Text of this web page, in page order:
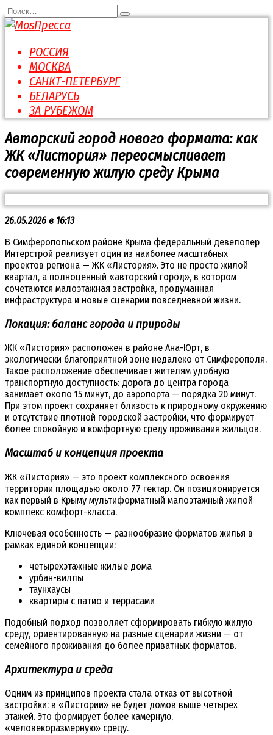
Перейти
к
содержанию
Search
for:
РОССИЯ
МОСКВА
САНКТ-ПЕТЕРБУРГ
БЕЛАРУСЬ
ЗА РУБЕЖОМ
Авторский город нового формата: как
ЖК «Листория» переосмысливает
современную жилую среду Крыма
26.05.2026 в 16:13
В Симферопольском районе Крыма федеральный девелопер
Интерстрой реализует один из наиболее масштабных
проектов региона — ЖК «Листория». Это не просто жилой
квартал, а полноценный «авторский город», в котором
сочетаются малоэтажная застройка, продуманная
инфраструктура и новые сценарии повседневной жизни.
Локация: баланс города и природы
ЖК «Листория» расположен в районе Ана-Юрт, в
экологически благоприятной зоне недалеко от Симферополя.
Такое расположение обеспечивает жителям удобную
транспортную доступность: дорога до центра города
занимает около 15 минут, до аэропорта — порядка 20 минут.
При этом проект сохраняет близость к природному окружению
и отсутствие плотной городской застройки, что формирует
более спокойную и комфортную среду проживания жильцов.
Масштаб и концепция проекта
ЖК «Листория» — это проект комплексного освоения
территории площадью около 77 гектар. Он позиционируется
как первый в Крыму мультиформатный малоэтажный жилой
комплекс комфорт-класса.
Ключевая особенность — разнообразие форматов жилья в
рамках единой концепции:
четырехэтажные жилые дома
урбан-виллы
таунхаусы
квартиры с патио и террасами
Подобный подход позволяет сформировать гибкую жилую
среду, ориентированную на разные сценарии жизни — от
семейного проживания до более приватных форматов.
Архитектура и среда
Одним из принципов проекта стала отказ от высотной
застройки: в «Листории» не будет домов выше четырех
этажей. Это формирует более камерную,
«человекоразмерную» среду.